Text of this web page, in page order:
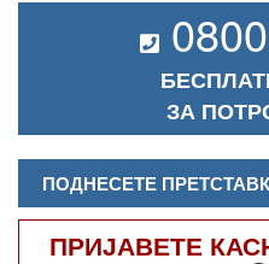
ЗА
ПОДНЕСЕТЕ
ПРИЈАВЕТЕ